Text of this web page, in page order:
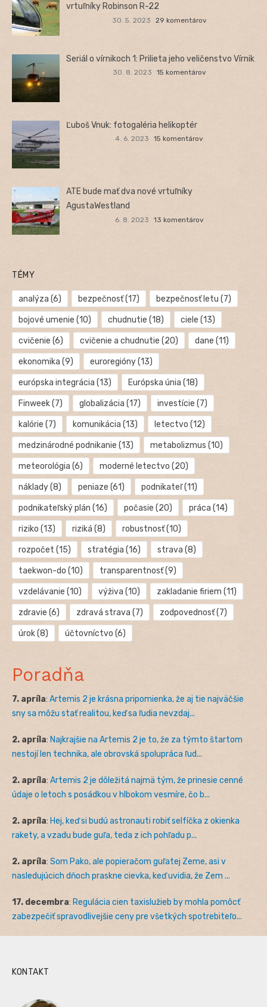
vrtuľníky Robinson R-22
30. 5. 2023 29 komentárov
Seriál o vírnikoch 1: Prilieta jeho veličenstvo Vírnik
30. 8. 2023 15 komentárov
Ľuboš Vnuk: fotogaléria helikoptér
4. 6. 2023 15 komentárov
ATE bude mať dva nové vrtuľníky
AgustaWestland
6. 8. 2023 13 komentárov
TÉMY
analýza (6) bezpečnosť(17) bezpečnosť letu (7)
bojové umenie (10) chudnutie (18) ciele (13)
cvičenie (6) cvičenie a chudnutie (20) dane (11)
ekonomika (9) euroregióny(13)
európska integrácia (13) Európska únia (18)
Finweek(7) globalizácia (17) investície (7)
kalórie (7) komunikácia (13) letectvo (12)
medzinárodné podnikanie (13) metabolizmus (10)
meteorológia (6) moderné letectvo (20)
náklady(8) peniaze (61) podnikateľ(11)
podnikateľský plán (16) počasie (20) práca (14)
riziko (13) riziká (8) robustnosť(10)
rozpočet (15) stratégia (16) strava (8)
taekwon-do (10) transparentnosť(9)
vzdelávanie (10) výživa (10) zakladanie firiem (11)
zdravie (6) zdravá strava (7) zodpovednosť(7)
úrok(8) účtovníctvo (6)
Poradňa
7. apríla: Artemis 2 je krásna pripomienka, že aj tie najväčšie
sny sa môžu stať realitou, keď sa ľudia nevzdaj...
2. apríla: Najkrajšie na Artemis 2 je to, že za týmto štartom
nestojí len technika, ale obrovská spolupráca ľud...
2. apríla: Artemis 2 je dôležitá najmä tým, že prinesie cenné
údaje o letoch s posádkou v hlbokom vesmíre, čo b...
2. apríla: Hej, keď si budú astronauti robiť selfíčka z okienka
rakety, a vzadu bude guľa, teda z ich pohľadu p...
2. apríla: Som Pako, ale popieračom guľatej Zeme, asi v
nasledujúcich dňoch praskne cievka, keď uvidia, že Zem ...
17. decembra: Regulácia cien taxislužieb by mohla pomôcť
zabezpečiť spravodlivejšie ceny pre všetkých spotrebiteľo...
KONTAKT